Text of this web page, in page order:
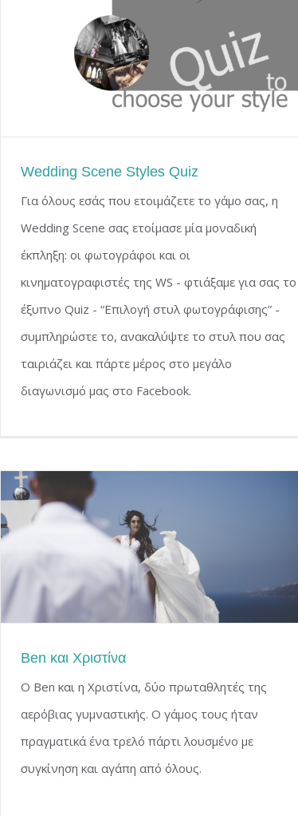
Wedding Scene Styles Quiz
Για όλους εσάς που ετοιμάζετε το γάμο σας, η
Wedding Scene σας ετοίμασε μία μοναδική
έκπληξη: οι φωτογράφοι και οι
κινηματογραφιστές της WS - φτιάξαμε για σας το
έξυπνο Quiz - “Επιλογή στυλ φωτογράφισης” -
συμπληρώστε το, ανακαλύψτε το στυλ που σας
ταιριάζει και πάρτε μέρος στο μεγάλο
διαγωνισμό μας στο Facebook.
Ben και Χριστίνα
O Ben και η Χριστίνα, δύο πρωταθλητές της
αερόβιας γυμναστικής. Ο γάμος τους ήταν
πραγματικά ένα τρελό πάρτι λουσμένο με
συγκίνηση και αγάπη από όλους.